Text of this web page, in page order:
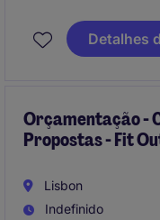
Detalhes
Orçamentação -
Propostas - Fit
Lisbon
Indefinido